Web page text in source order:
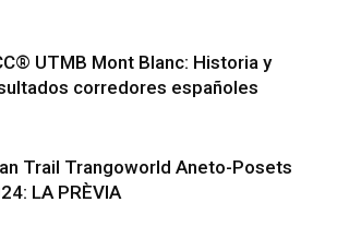
UTMB Mont Blanc: Historia y
corredores españoles
Trail Trangoworld Aneto-Posets
LA PRÈVIA